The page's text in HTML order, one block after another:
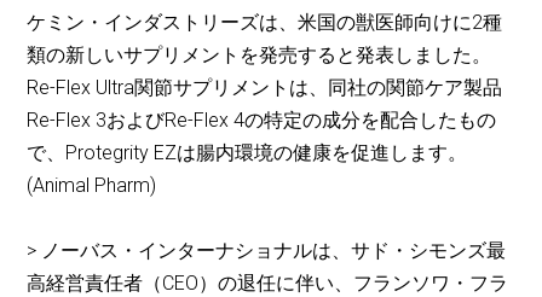
ケミン・インダストリーズは、米国の獣医師向けに2種
類の新しいサプリメントを発売すると発表しました。
Re-Flex Ultra関節サプリメントは、同社の関節ケア製品
Re-Flex 3およびRe-Flex 4の特定の成分を配合したもの
で、Protegrity EZは腸内環境の健康を促進します。
(Animal Pharm)
> ノーバス・インターナショナルは、サド・シモンズ最
高経営責任者（CEO）の退任に伴い、フランソワ・フラ